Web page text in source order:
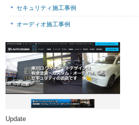
セキュリティ施工事例
オーディオ施工事例
Update